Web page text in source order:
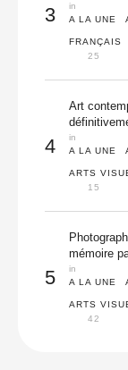
3
in
A LA UNE
FRANÇAIS
25
4
Art
in
A LA UNE
ARTS
15
5
mémoire
in
A LA UNE
ARTS
42